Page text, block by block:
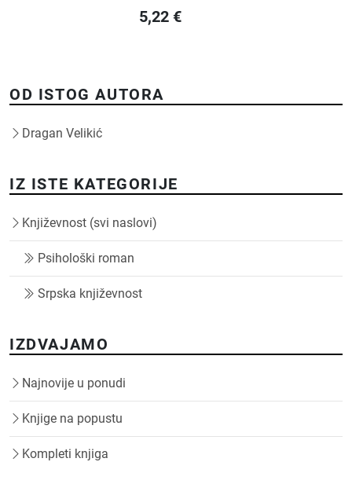
5,22 €
OD ISTOG AUTORA
Dragan Velikić
IZ ISTE KATEGORIJE
Književnost (svi naslovi)
Psihološki roman
Srpska književnost
IZDVAJAMO
Najnovije u ponudi
Knjige na popustu
Kompleti knjiga